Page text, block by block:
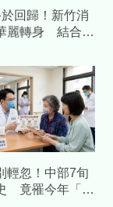
回歸！新竹消
麗轉身 結合科
輕忽！中部7旬
竟罹今年「首